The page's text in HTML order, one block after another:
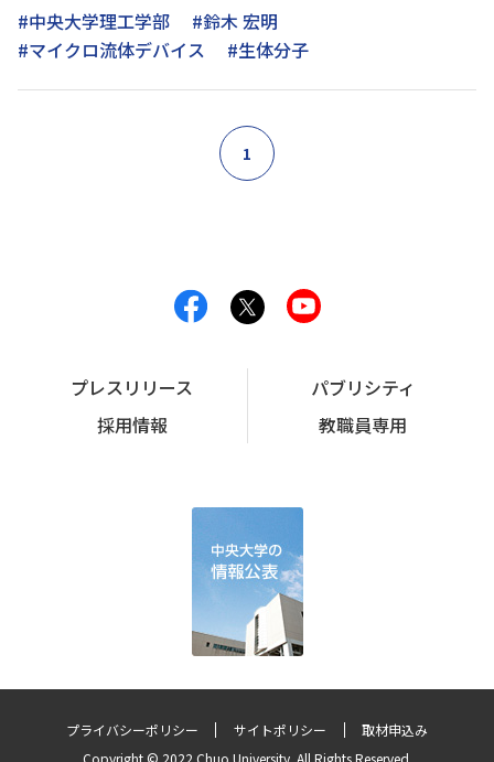
#中央大学理工学部
#鈴木 宏明
#マイクロ流体デバイス
#生体分子
1
プレスリリース
パブリシティ
採用情報
教職員専用
プライバシーポリシー サイトポリシー
取材申込み
Copyright © 2022 Chuo University. All Rights Reserved.